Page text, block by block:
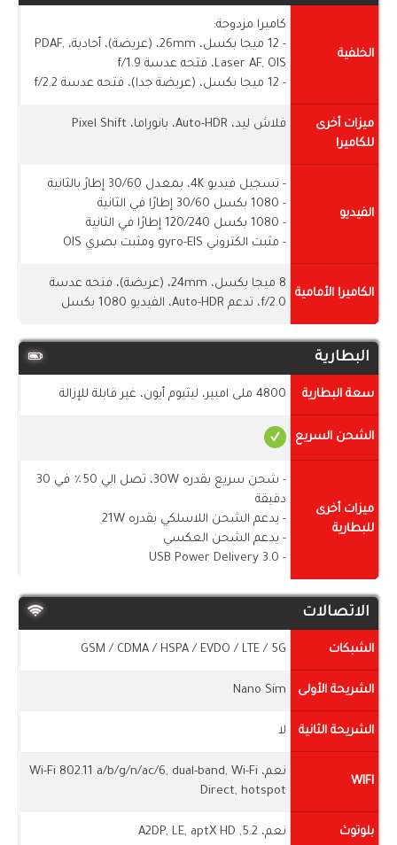
الخلفية
كاميرا مزدوجة:
- 12 ميجا بكسل، 26mm، (عريضة)، أحادية، PDAF,
Laser AF, OIS، فتحه عدسة f/1.9
- 12 ميجا بكسل، (عريضة جدا)، فتحه عدسة f/2.2
ميزات أخرى
للكاميرا
فلاش ليد، Auto-HDR، بانوراما، Pixel Shift
الفيديو
- تسجيل فيديو 4K، بمعدل 30/60 إطارً بالثانية
- 1080 بكسل 30/60 إطارًا في الثانية
- 1080 بكسل 120/240 إطارًا في الثانية
- مثبت الكتروني gyro-EIS ومثبت بصري OIS
الكاميرا الأمامية
8 ميجا بكسل، 24mm، (عريضة)، فتحه عدسة
f/2.0، تدعم Auto-HDR، الفيديو 1080 بكسل
البطارية
سعة البطارية 4800 ملى امبير، ليثيوم أيون، غير قابلة للإزالة
الشحن السريع
ميزات أخرى
للبطارية
- شحن سريع بقدره 30W، تصل الي 50٪ في 30
دقيقة
- يدعم الشحن اللاسلكي بقدره 21W
- يدعم الشحن العكسي
- USB Power Delivery 3.0
الاتصالات
الشبكات GSM / CDMA / HSPA / EVDO / LTE / 5G
الشريحة الأولى Nano Sim
الشريحة الثانية لا
WIFI
نعم، Wi-Fi 802.11 a/b/g/n/ac/6, dual-band, Wi-Fi
Direct, hotspot
بلوتوث نعم، 5.2, A2DP, LE, aptX HD